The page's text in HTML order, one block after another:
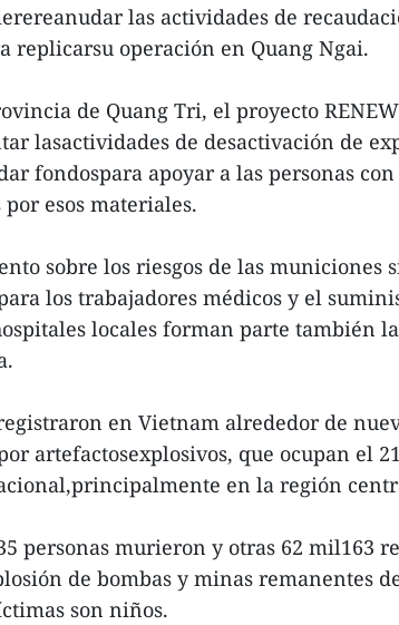
las actividades de
replicarsu operación en Quang Ngai.
de Quang Tri, el proyecto
lasactividades de desactivación de
fondospara apoyar a las personas con
por esos materiales.
sobre los riesgos de las municiones
los trabajadores médicos y el
locales forman parte también
en Vietnam alrededor de
artefactosexplosivos, que ocupan el
en la región
personas murieron y otras 62 mil163
de bombas y minas remanentes
son niños.